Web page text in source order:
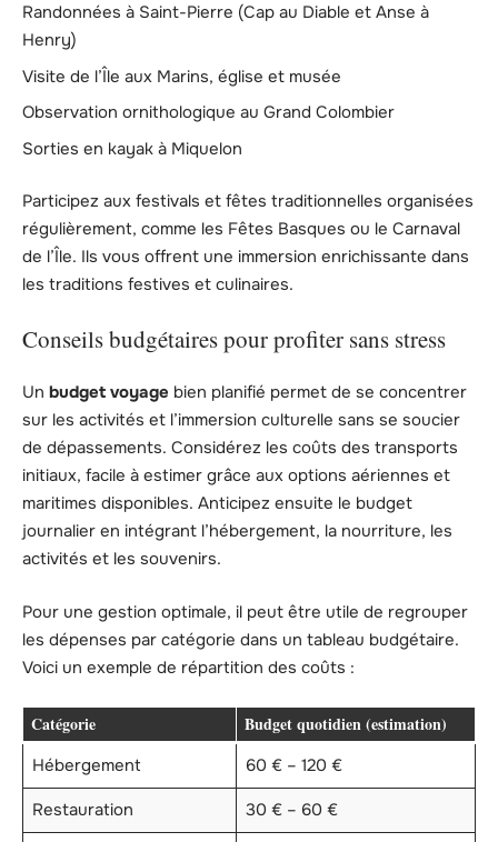
Randonnées à Saint-Pierre (Cap au Diable et Anse à
Henry)
Visite de l’Île aux Marins, église et musée
Observation ornithologique au Grand Colombier
Sorties en kayak à Miquelon
Participez aux festivals et fêtes traditionnelles organisées
régulièrement, comme les Fêtes Basques ou le Carnaval
de l’Île. Ils vous offrent une immersion enrichissante dans
les traditions festives et culinaires.
Conseils budgétaires pour profiter sans stress
Un budget voyage bien planifié permet de se concentrer
sur les activités et l’immersion culturelle sans se soucier
de dépassements. Considérez les coûts des transports
initiaux, facile à estimer grâce aux options aériennes et
maritimes disponibles. Anticipez ensuite le budget
journalier en intégrant l’hébergement, la nourriture, les
activités et les souvenirs.
Pour une gestion optimale, il peut être utile de regrouper
les dépenses par catégorie dans un tableau budgétaire.
Voici un exemple de répartition des coûts :
Catégorie Budget quotidien (estimation)
Hébergement
60 € – 120 €
Restauration
30 € – 60 €